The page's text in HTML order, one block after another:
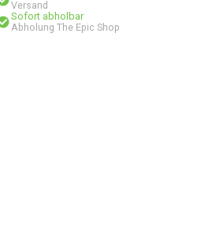
Versand
Sofort abholbar
Abholung The Epic Shop